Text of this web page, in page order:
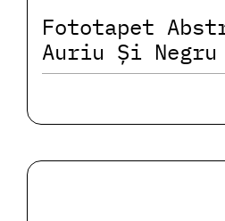
Fototapet
Auriu Și Negru